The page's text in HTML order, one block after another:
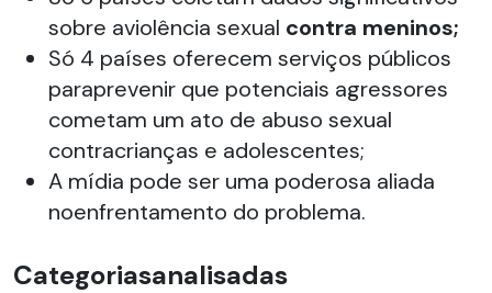
sobre aviolência sexual contra meninos;
Só 4 países oferecem serviços públicos
paraprevenir que potenciais agressores
cometam um ato de abuso sexual
contracrianças e adolescentes;
A mídia pode ser uma poderosa aliada
noenfrentamento do problema.
Categoriasanalisadas